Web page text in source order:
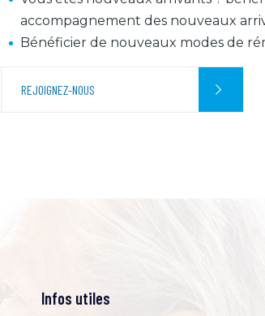
accompagnement des nouveaux
Bénéficier de nouveaux modes de
REJOIGNEZ-NOUS
Infos utiles